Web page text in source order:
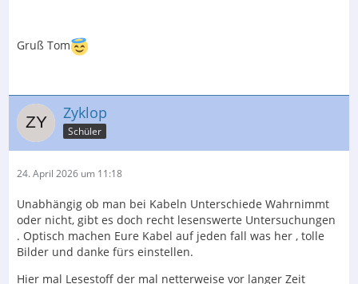
Gruß Tom
Zyklop
Schüler
24. April 2026 um 11:18
Unabhängig ob man bei Kabeln Unterschiede Wahrnimmt
oder nicht, gibt es doch recht lesenswerte Untersuchungen
. Optisch machen Eure Kabel auf jeden fall was her , tolle
Bilder und danke fürs einstellen.
Hier mal Lesestoff der mal netterweise vor langer Zeit